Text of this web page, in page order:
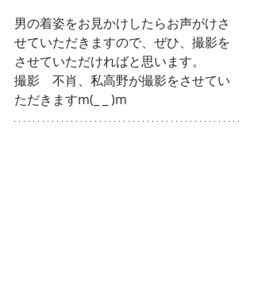
男の着姿をお見かけしたらお声がけさ
せていただきますので、ぜひ、撮影を
させていただければと思います。
撮影　不肖、私高野が撮影をさせてい
ただきますm(_ _ )m